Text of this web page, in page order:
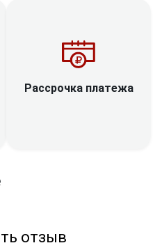
Рассрочка платежа
отзыв